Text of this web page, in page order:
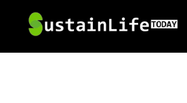
content